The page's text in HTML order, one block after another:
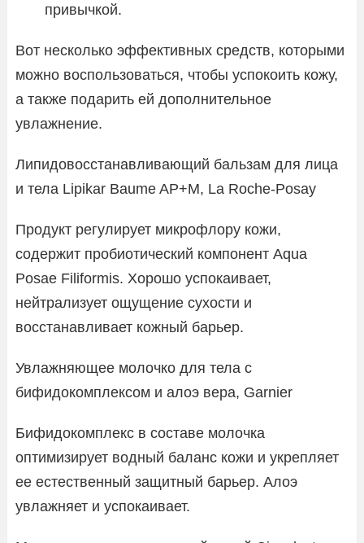
привычкой.
Вот несколько эффективных средств, которыми
можно воспользоваться, чтобы успокоить кожу,
а также подарить ей дополнительное
увлажнение.
Липидовосстанавливающий бальзам для лица
и тела Lipikar Baume AP+M, La Roche-Posay
Продукт регулирует микрофлору кожи,
содержит пробиотический компонент Aqua
Posae Filiformis. Хорошо успокаивает,
нейтрализует ощущение сухости и
восстанавливает кожный барьер.
Увлажняющее молочко для тела с
бифидокомплексом и алоэ вера, Garnier
Бифидокомплекс в составе молочка
оптимизирует водный баланс кожи и укрепляет
ее естественный защитный барьер. Алоэ
увлажняет и успокаивает.